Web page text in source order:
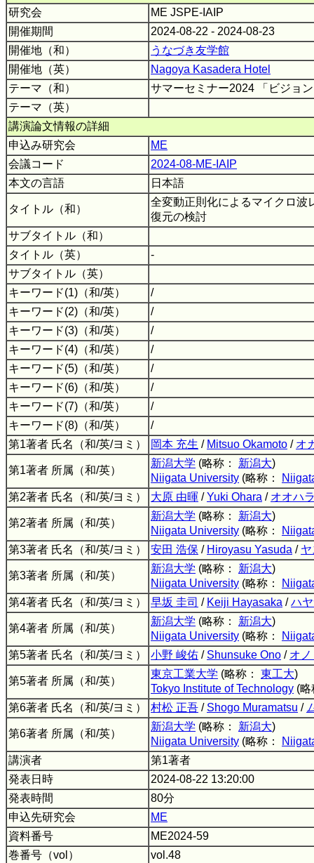
研究会
ME JSPE-IAIP
開催期間
2024-08-22 - 2024-08-23
開催地（和）
うなづき友学館
開催地（英）
Nagoya Kasadera Hotel
テーマ（和）
サマーセミナー2024 「ビジョ
テーマ（英）
講演論文情報の詳細
申込み研究会
ME
会議コード
2024-08-ME-IAIP
本文の言語
日本語
タイトル（和）
全変動正則化によるマイクロ波
復元の検討
サブタイトル（和）
タイトル（英）
-
サブタイトル（英）
キーワード(1)（和/英）
/
キーワード(2)（和/英）
/
キーワード(3)（和/英）
/
キーワード(4)（和/英）
/
キーワード(5)（和/英）
/
キーワード(6)（和/英）
/
キーワード(7)（和/英）
/
キーワード(8)（和/英）
/
第1著者 氏名（和/英/ヨミ）
岡本 充生 / Mitsuo Okamoto / オ
第1著者 所属（和/英）
新潟大学 (略称： 新潟大)
Niigata University (略称：
第2著者 氏名（和/英/ヨミ）
大原 由暉 /Yuki Ohara / オオハ
第2著者 所属（和/英）
新潟大学 (略称： 新潟大)
Niigata University (略称：
第3著者 氏名（和/英/ヨミ）
安田 浩保 / Hiroyasu Yasuda /
第3著者 所属（和/英）
新潟大学 (略称： 新潟大)
Niigata University (略称：
第4著者 氏名（和/英/ヨミ）
早坂 圭司 / Keiji Hayasaka /ハ
第4著者 所属（和/英）
新潟大学 (略称： 新潟大)
Niigata University (略称：
第5著者 氏名（和/英/ヨミ）
小野 峻佑 / Shunsuke Ono / オ
第5著者 所属（和/英）
東京工業大学 (略称： 東工大)
Tokyo Institute of Technology (
第6著者 氏名（和/英/ヨミ）
村松 正吾 / Shogo Muramatsu /
第6著者 所属（和/英）
新潟大学 (略称： 新潟大)
Niigata University (略称：
講演者
第1著者
発表日時
2024-08-22 13:20:00
発表時間
80分
申込先研究会
ME
資料番号
ME2024-59
巻番号（vol）
vol.48